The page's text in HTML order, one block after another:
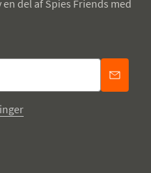
del af Spies Friends med